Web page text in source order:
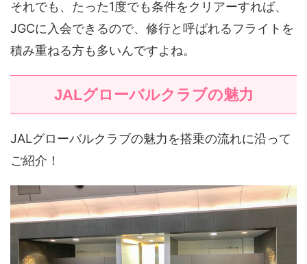
それでも、たった1度でも条件をクリアーすれば、
JGCに入会できるので、修行と呼ばれるフライトを
積み重ねる方も多いんですよね。
JALグローバルクラブの魅力
JALグローバルクラブの魅力を搭乗の流れに沿って
ご紹介！